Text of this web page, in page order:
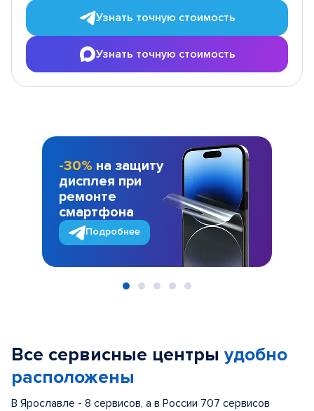
Узнать точную стоимость
Узнать точную стоимость
-30% на защиту
дисплея при
ремонте
смартфона
Подробнее
Все сервисные центры удобно
расположены
В Ярославле - 8 сервисов, а в России 707 сервисов